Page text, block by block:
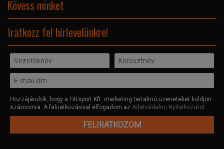
Kövess minket
Iratkozz fel hírlevelünkre!
Hozzájárulok, hogy a Fittsport Kft. marketing tartalmú üzeneteket küldjön
számomra. A feliratkozással elfogadom az Adatvédelmi Nyilatkozatot.
FELIRATKOZOM